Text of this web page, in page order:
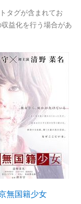
タグが含まれてお
益化を行う場合があ
無国籍少女